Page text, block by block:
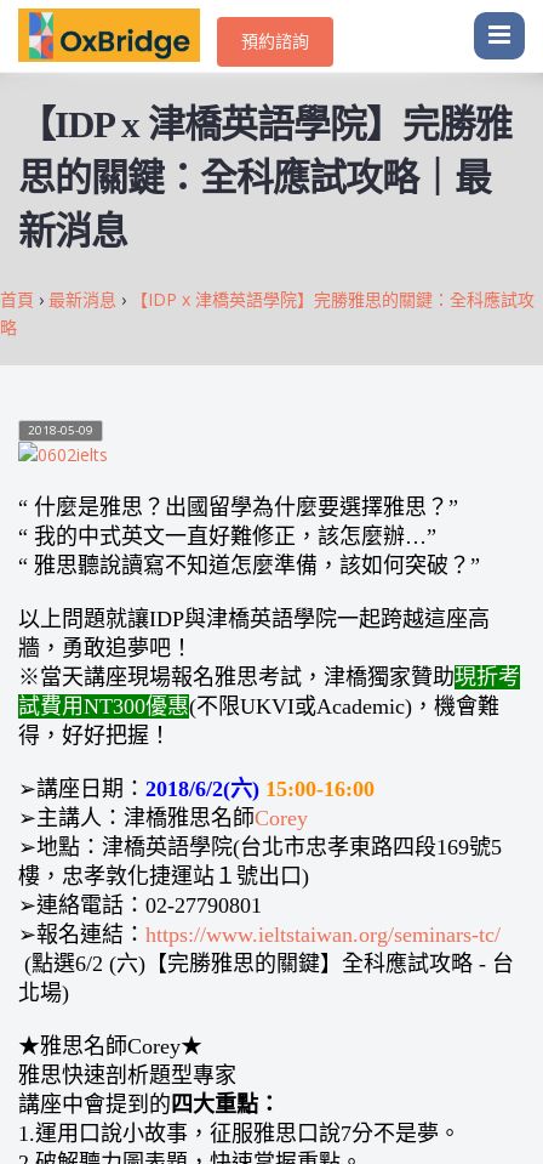
預約諮詢
【IDP x 津橋英語學院】完勝雅
思的關鍵：全科應試攻略｜最
新消息
首頁 › 最新消息 ›
【IDP x 津橋英語學院】完勝雅思的關鍵：全科應試攻
略
2018-05-09
“ 什麼是雅思？出國留學為什麼要選擇雅思？”
“ 我的中式英文一直好難修正，該怎麼辦…”
“ 雅思聽說讀寫不知道怎麼準備，該如何突破？”
以上問題就讓IDP與津橋英語學院一起跨越這座高
牆，勇敢追夢吧！
※當天講座現場報名雅思考試，津橋獨家贊助現折考
試費用NT300優惠(不限UKVI或Academic)，機會難
得，好好把握！
➢講座日期： 2018/6/2(六) 15:00-16:00
➢主講人：津橋雅思名師Corey
➢地點：津橋英語學院(台北市忠孝東路四段169號5
樓，忠孝敦化捷運站１號出口)
➢連絡電話：02-27790801
➢報名連結： https://www.ieltstaiwan.org/seminars-tc/
(點選6/2 (六)【完勝雅思的關鍵】全科應試攻略 - 台
北場)
★雅思名師Corey★
雅思快速剖析題型專家
講座中會提到的 四大重點：
1.運用口說小故事，征服雅思口說7分不是夢。